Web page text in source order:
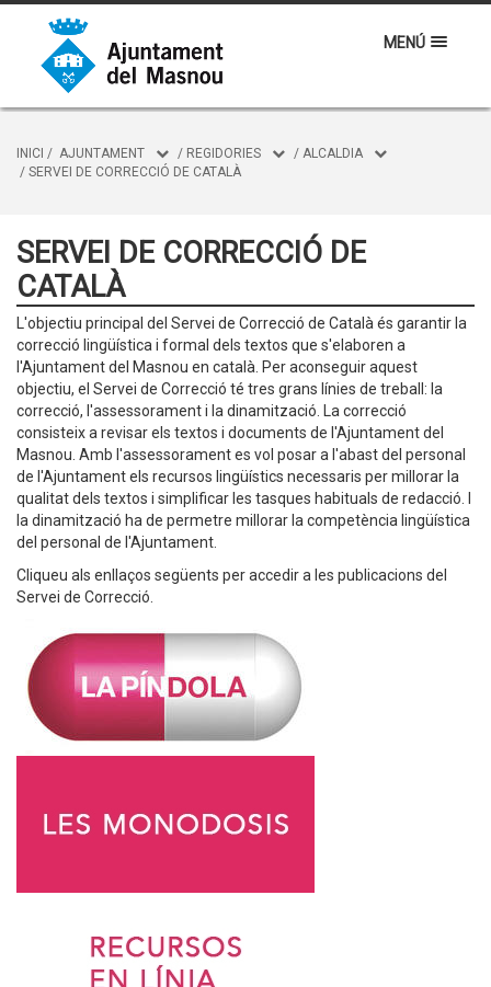
MENÚ
INICI / AJUNTAMENT / REGIDORIES / ALCALDIA
/ SERVEI DE CORRECCIÓ DE CATALÀ
SERVEI DE CORRECCIÓ DE
CATALÀ
L'objectiu principal del Servei de Correcció de Català és garantir la
correcció lingüística i formal dels textos que s'elaboren a
l'Ajuntament del Masnou en català. Per aconseguir aquest
objectiu, el Servei de Correcció té tres grans línies de treball: la
correcció, l'assessorament i la dinamització. La correcció
consisteix a revisar els textos i documents de l'Ajuntament del
Masnou. Amb l'assessorament es vol posar a l'abast del personal
de l'Ajuntament els recursos lingüístics necessaris per millorar la
qualitat dels textos i simplificar les tasques habituals de redacció. I
la dinamització ha de permetre millorar la competència lingüística
del personal de l'Ajuntament.
Cliqueu als enllaços següents per accedir a les publicacions del
Servei de Correcció.